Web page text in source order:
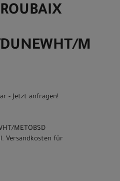
DUNEWHT/M
- Jetzt anfragen!
METOBSD
Versandkosten für